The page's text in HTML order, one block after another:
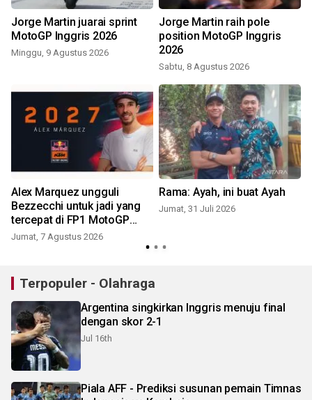
Jorge Martin juarai sprint
MotoGP Inggris 2026
Minggu, 9 Agustus 2026
Jorge Martin raih pole
position MotoGP Inggris
2026
Sabtu, 8 Agustus 2026
Alex Marquez ungguli
Bezzecchi untuk jadi yang
tercepat di FP1 MotoGP
Inggris
Jumat, 7 Agustus 2026
Rama: Ayah, ini buat Ayah
Jumat, 31 Juli 2026
Terpopuler - Olahraga
Argentina singkirkan Inggris menuju final
dengan skor 2-1
Jul 16th
Piala AFF - Prediksi susunan pemain Timnas